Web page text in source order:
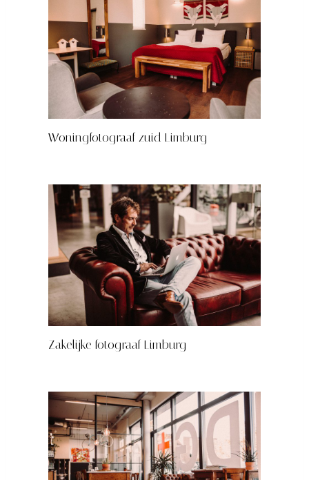
Woningfotograaf zuid Limburg
Zakelijke fotograaf Limburg